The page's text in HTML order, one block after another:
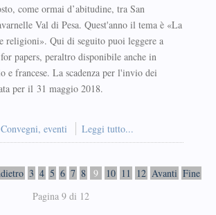
come ormai d’abitudine, tra San
Val di Pesa. Quest'anno il tema è «La
religioni». Qui di seguito puoi leggere a
papers, peraltro disponibile anche in
e francese. La scadenza per l'invio dei
per il 31 maggio 2018.
Convegni, eventi Leggi tutto...
3 4 5 6 7 8 9 10 11 12 Avanti Fine
Pagina 9 di 12